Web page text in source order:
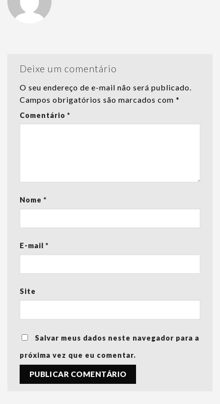
Deixe um comentário
O seu endereço de e-mail não será publicado.
Campos obrigatórios são marcados com *
Comentário *
Nome *
E-mail *
Site
Salvar meus dados neste navegador para a
próxima vez que eu comentar.